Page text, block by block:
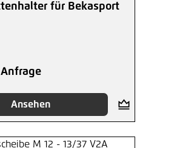
für Bekasport
Ansehen